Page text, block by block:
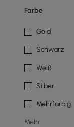
Farbe
Gold
Schwarz
Weiß
Silber
Mehrfarbig
Mehr